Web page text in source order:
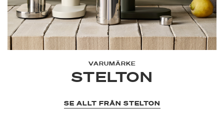
VARUMÄRKE
STELTON
SE ALLT FRÅN STELTON